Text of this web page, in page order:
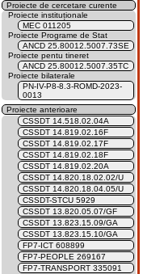
Proiecte de cercetare curente
Proiecte instituționale
MEC 011205
Proiecte Programe de Stat
ANCD 25.80012.5007.73SE
Proiecte pentu tineret
ANCD 25.80012.5007.35TC
Proiecte bilaterale
PN-IV-P8-8.3-ROMD-2023-
0013
Proiecte anterioare
CSSDT 14.518.02.04A
CSSDT 14.819.02.16F
CSSDT 14.819.02.17F
CSSDT 14.819.02.18F
CSSDT 14.819.02.20A
CSSDT 14.820.18.02.02/U
CSSDT 14.820.18.04.05/U
CSSDT-STCU 5929
CSSDT 13.820.05.07/GF
CSSDT 13.823.15.09/GA
CSSDT 13.823.15.10/GA
FP7-ICT 608899
FP7-PEOPLE 269167
FP7-TRANSPORT 335091